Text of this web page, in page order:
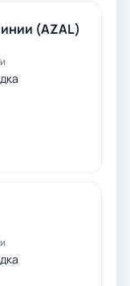
(AZAL)